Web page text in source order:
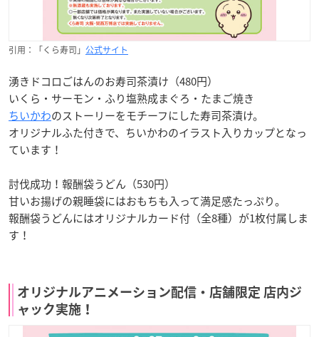
引用：「くら寿司」 公式サイト
湧きドコロごはんのお寿司茶漬け（480円）
いくら・サーモン・ふり塩熟成まぐろ・たまご焼き
ちいかわのストーリーをモチーフにした寿司茶漬け。
オリジナルふた付きで、ちいかわのイラスト入りカップとなっ
ています！
討伐成功！報酬袋うどん（530円）
甘いお揚げの親睡袋にはおもちも入って満足感たっぷり。
報酬袋うどんにはオリジナルカード付（全8種）が1枚付属しま
す！
オリジナルアニメーション配信・店舗限定 店内ジ
ャック実施！